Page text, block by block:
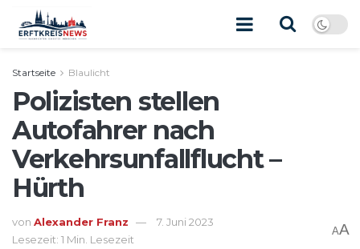
Startseite Blaulicht
Polizisten stellen
Autofahrer nach
Verkehrsunfallflucht –
Hürth
von Alexander Franz
7. Juni 2023
Lesezeit: 1 Min. Lesezeit
AA